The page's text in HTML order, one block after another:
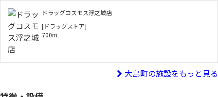
ドラッグコスモス浮之城店
[ドラッグストア]
700m
大島町の施設をもっと見る